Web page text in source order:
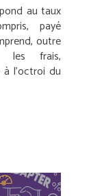
au taux
payé
outre
les frais,
l’octroi du